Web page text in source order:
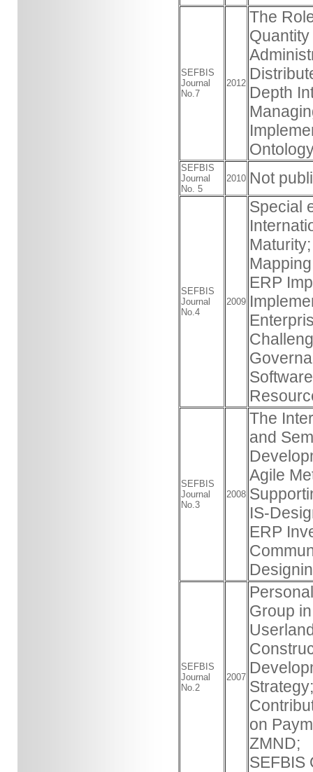
SEFBIS
Journal
No.7
2012
The
Depth
SEFBIS
Journal
No. 5
2010 Not
SEFBIS
Journal
No.4
2009
Special
Maturity;
ERP
SEFBIS
Journal
No.3
2008
The
and
Agile
IS-
ERP
SEFBIS
Journal
No.2
2007
Group
Strategy;
on
ZMND;
SEFBIS